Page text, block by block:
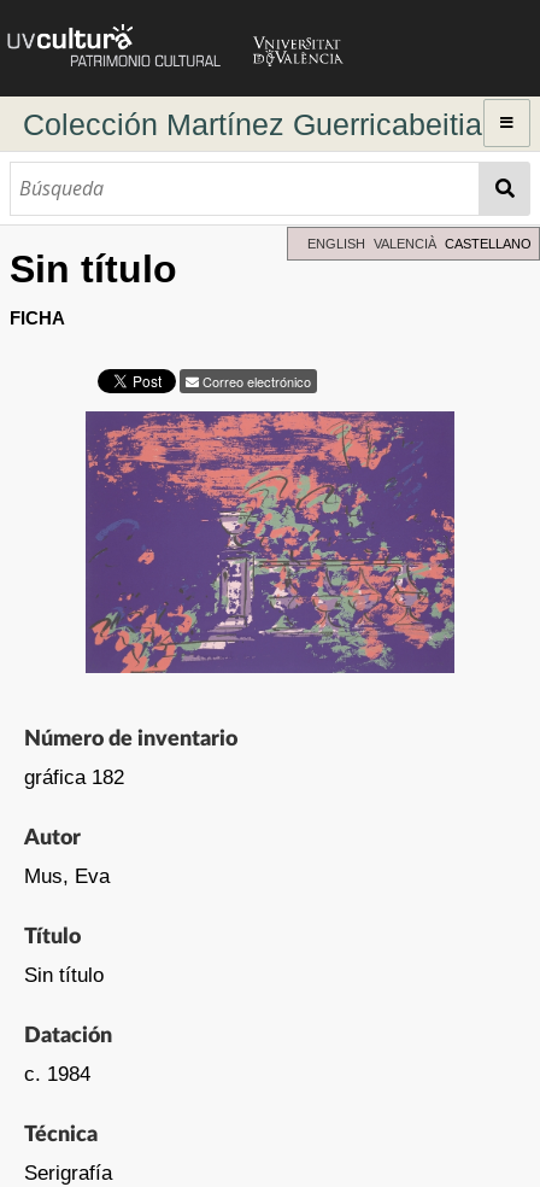
Colección Martínez Guerricabeitia
Explorar
Búsqueda avanzada
Directorio de autores
ENGLISH VALENCIÀ CASTELLANO
Sin título
FICHA
Correo electrónico
Número de inventario
gráfica 182
Autor
Mus, Eva
Título
Sin título
Datación
c. 1984
Técnica
Serigrafía